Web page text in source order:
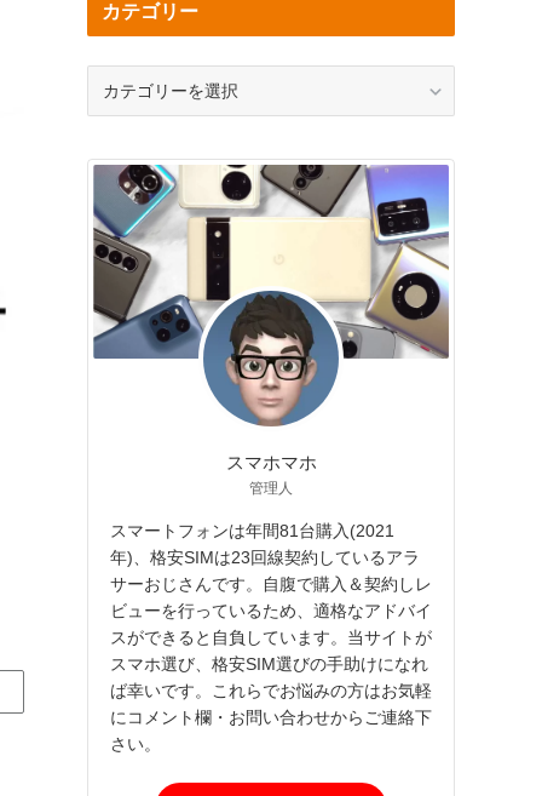
カテゴリー
リ
スマホマホ
管理人
スマートフォンは年間81台購入(2021
年)、格安SIMは23回線契約しているアラ
サーおじさんです。自腹で購入＆契約しレ
ビューを行っているため、適格なアドバイ
スができると自負しています。当サイトが
スマホ選び、格安SIM選びの手助けになれ
ば幸いです。これらでお悩みの方はお気軽
にコメント欄・お問い合わせからご連絡下
さい。